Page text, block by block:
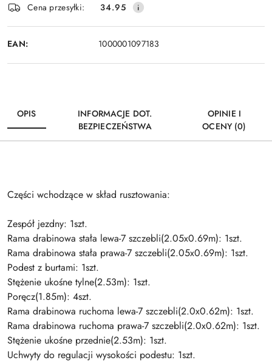
Wyślij
i
dostawa
Cena przesyłki: 34.95
EAN: 1000001097183
OPIS
INFORMACJE DOT.
BEZPIECZEŃSTWA
OPINIE I
OCENY (0)
Części wchodzące w skład rusztowania:
Zespół jezdny: 1szt.
Rama drabinowa stała lewa-7 szczebli(2.05x0.69m): 1szt.
Rama drabinowa stała prawa-7 szczebli(2.05x0.69m): 1szt.
Podest z burtami: 1szt.
Stężenie ukośne tylne(2.53m): 1szt.
Poręcz(1.85m): 4szt.
Rama drabinowa ruchoma lewa-7 szczebli(2.0x0.62m): 1szt.
Rama drabinowa ruchoma prawa-7 szczebli(2.0x0.62m): 1szt.
Stężenie ukośne przednie(2.53m): 1szt.
Uchwyty do regulacji wysokości podestu: 1szt.